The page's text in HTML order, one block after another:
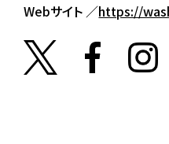
Webサイト ／https://